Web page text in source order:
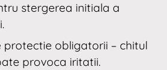
stergerea initiala a
protectie obligatorii – chitul
provoca iritatii.